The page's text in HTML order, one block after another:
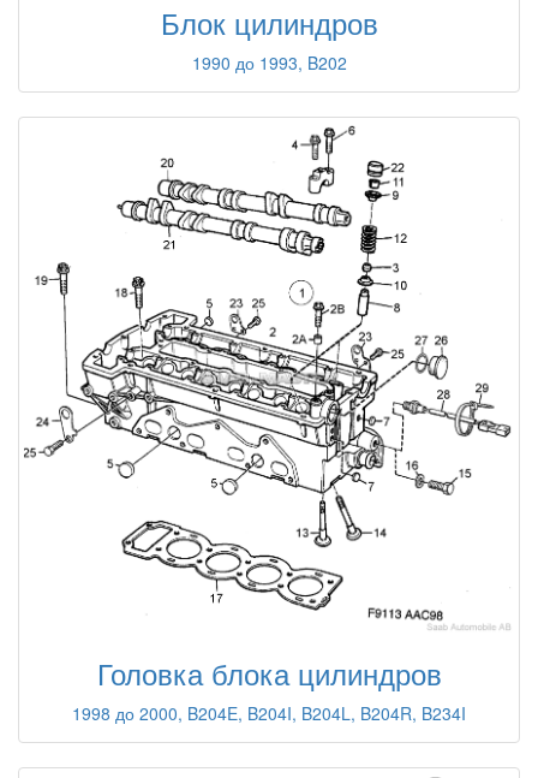
Блок цилиндров
1990 до 1993, B202
Головка блока цилиндров
1998 до 2000, B204E, B204I, B204L, B204R, B234I